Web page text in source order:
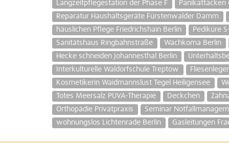
Langzeitpflegestation der Phase F
Panikattacken
Reparatur Haushaltsgeräte Fürstenwalder Damm
häuslichen Pflege Friedrichshain Berlin
Pediküre
Sanitätshaus Ringbahnstraße
Wachkoma Berlin
Hecke schneiden Johannesthal Berlin
Interkulturelle Waldorfschule Treptow
Kosmetikerin Waidmannslust Tegel Heiligensee
Totes Meersalz PUVA-Therapie
Deckchen
Orthopädie Privatpraxis
Seminar
wohnungslos Lichtenrade Berlin
Gasleitungen